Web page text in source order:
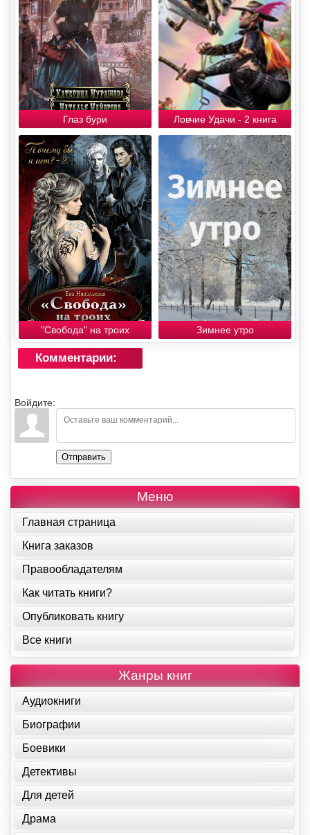
Глаз бури Ловчие Удачи - 2 книга
"Свобода" на троих Зимнее утро
Комментарии:
Войдите:
Отправить
Меню
Главная страница
Книга заказов
Правообладателям
Как читать книги?
Опубликовать книгу
Все книги
Жанры книг
Аудиокниги
Биографии
Боевики
Детективы
Для детей
Драма